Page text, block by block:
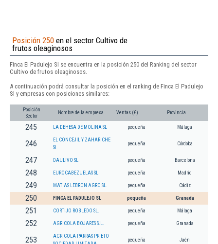
Posición 250 en el sector Cultivo de
frutos oleaginosos
Finca El Padulejo Sl se encuentra en la posición 250 del Ranking del sector
Cultivo de frutos oleaginosos.
A continuación podrá consultar la posición en el ranking de Finca El Padulejo
Sl y empresas con posiciones similares:
Posición
Sector
Nombre de la empresa Ventas (€) Provincia
245 LA DEHESA DE MOLINA SL pequeña Málaga
246
EL CONCEJIL Y ZAHARICHE
SL
pequeña Córdoba
247 DAULIVO SL pequeña Barcelona
248 EUROCABEZUELAS SL pequeña Madrid
249 MATIAS LEBRON AGRO SL. pequeña Cádiz
250 FINCA EL PADULEJO SL pequeña Granada
251 CORTIJO ROBLEDO SL. pequeña Málaga
252 AGRICOLA BOJARES S.L. pequeña Granada
253
AGRICOLA PARRAS PRIETO
pequeña Jaén